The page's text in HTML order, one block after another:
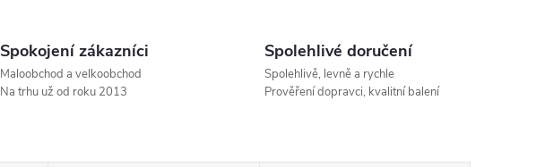
Spokojení zákazníci
Maloobchod a velkoobchod
Na trhu už od roku 2013
Spolehlivé doručení
Spolehlivě, levně a rychle
Prověření dopravci, kvalitní balení